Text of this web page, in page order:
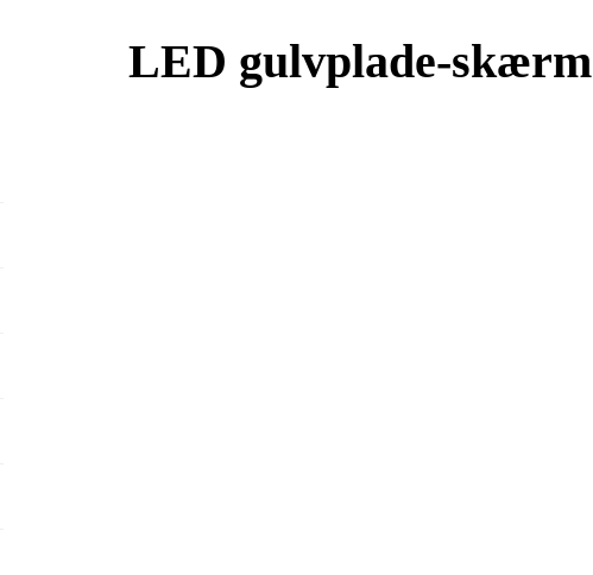
LED gulvplade-skærm